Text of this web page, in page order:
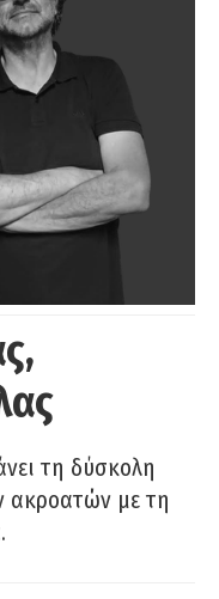
τη δύσκολη
ακροατών με τη